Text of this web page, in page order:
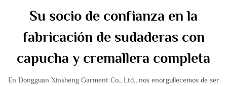
Su socio de confianza en la
fabricación de sudaderas con
capucha y cremallera completa
En Dongguan Xinsheng Garment Co., Ltd., nos enorgullecemos de ser